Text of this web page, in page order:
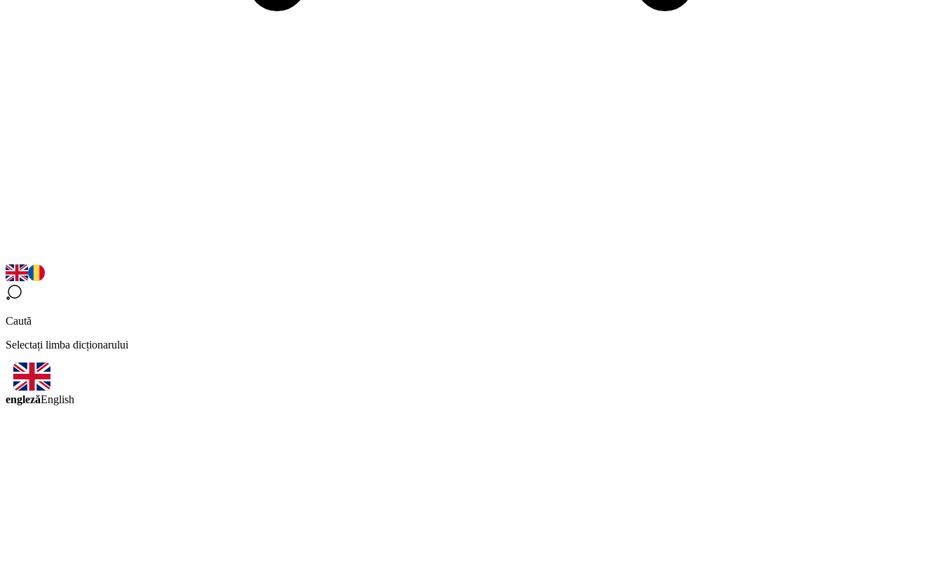
Caută
Selectați limba dicționarului
englezăEnglish